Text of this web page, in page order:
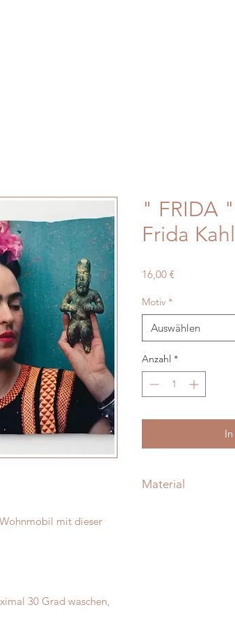
mit dieser
30 Grad waschen,
" FRIDA
Frida
16,00 €Preis
Motiv *
Auswählen
Anzahl *
Material